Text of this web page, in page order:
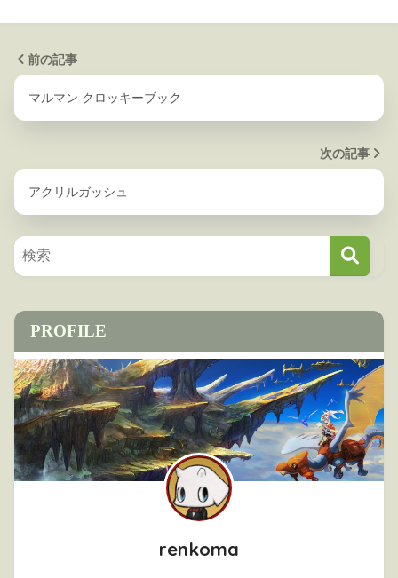
前の記事
マルマン クロッキーブック
次の記事
アクリルガッシュ
PROFILE
renkoma